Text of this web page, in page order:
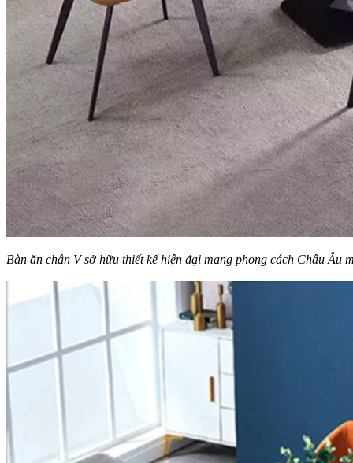
Bàn ăn chân V sở hữu thiết kế hiện đại mang phong cách Châu Âu